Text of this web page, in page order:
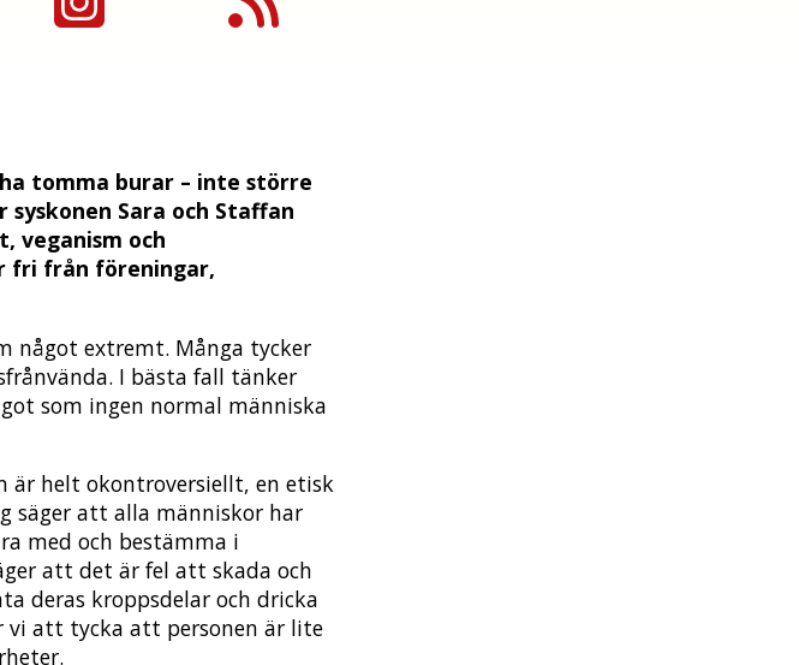
tomma burar – inte större
Sara och Staffan
veganism och
fri från föreningar,
något extremt. Många tycker
I bästa fall tänker
som ingen normal människa
är helt okontroversiellt, en etisk
säger att alla människor har
med och bestämma i
att det är fel att skada och
deras kroppsdelar och dricka
vi att tycka att personen är lite